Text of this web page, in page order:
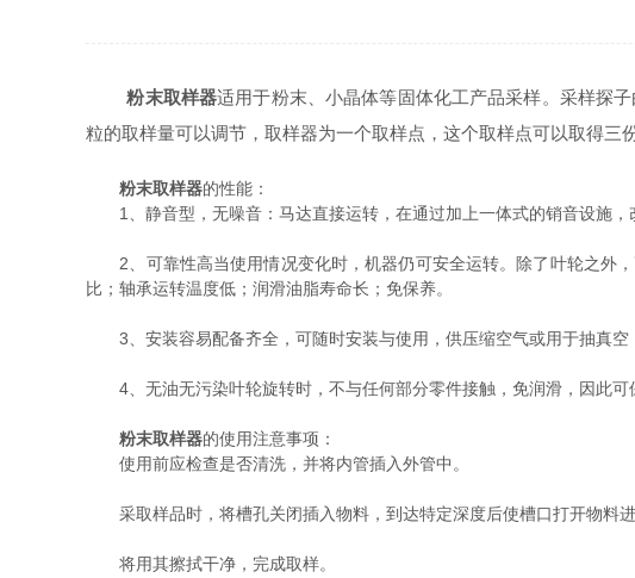
粉末取样器适用于粉末、小晶体等固体化工产品采样。采样探
粒的取样量可以调节，取样器为一个取样点，这个取样点可以取得三
粉末取样器的性能：
1、静音型，无噪音：马达直接运转，在通过加上一体式的销音设施，
2、可靠性高当使用情况变化时，机器仍可安全运转。除了叶轮之外，
比；轴承运转温度低；润滑油脂寿命长；免保养。
3、安装容易配备齐全，可随时安装与使用，供压缩空气或用于抽真空
4、无油无污染叶轮旋转时，不与任何部分零件接触，免润滑，因此可
粉末取样器的使用注意事项：
使用前应检查是否清洗，并将内管插入外管中。
采取样品时，将槽孔关闭插入物料，到达特定深度后使槽口打开物料
将用其擦拭干净，完成取样。